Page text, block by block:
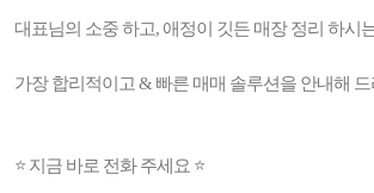
대표님의 소중 하고, 애정이 깃든 매장 정리 하시
가장 합리적이고 & 빠른 매매 솔루션을 안내해
⭐ 지금 바로 전화 주세요 ⭐